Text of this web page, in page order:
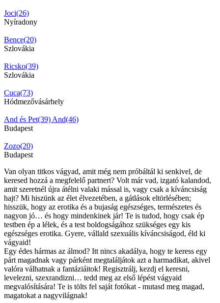
Joci(26)
Nyíradony
Bence(20)
Szlovákia
Ricsko(39)
Szlovákia
Cuca(73)
Hódmezővásárhely
And és Pet(39) And(46)
Budapest
Zozo(20)
Budapest
Van olyan titkos vágyad, amit még nem próbáltál ki senkivel, de
keresed hozzá a megfelelő partnert? Volt már vad, izgató kalandod,
amit szeretnél újra átélni valaki mással is, vagy csak a kíváncsiság
hajt? Mi hiszünk az élet élvezetében, a gátlások eltörlésében;
hisszük, hogy az erotika és a bujaság egészséges, természetes és
nagyon jó… és hogy mindenkinek jár! Te is tudod, hogy csak ép
testben ép a lélek, és a test boldogságához szükséges egy kis
egészséges erotika. Gyere, vállald szexuális kíváncsiságod, éld ki
vágyaid!
Egy édes hármas az álmod? Itt nincs akadálya, hogy te keress egy
párt magadnak vagy párként megtaláljátok azt a harmadikat, akivel
valóra válhatnak a fantáziáitok! Regisztrálj, kezdj el keresni,
levelezni, szexrandizni… tedd meg az első lépést vágyaid
megvalósítására! Te is tölts fel saját fotókat - mutasd meg magad,
magatokat a nagyvilágnak!